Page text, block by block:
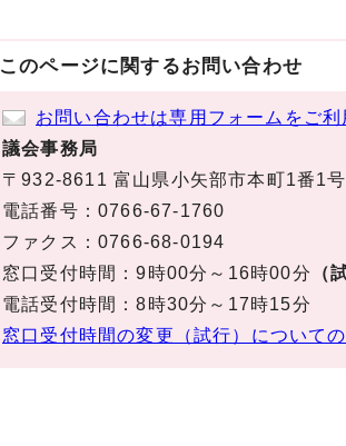
このページに関するお問い合わせ
お問い合わせは専用フォームをご利
議会事務局
〒932-8611 富山県小矢部市本町1番1号
電話番号：0766-67-1760
ファクス：0766-68-0194
窓口受付時間：9時00分～16時00分
（
電話受付時間：8時30分～17時15分
窓口受付時間の変更（試行）について